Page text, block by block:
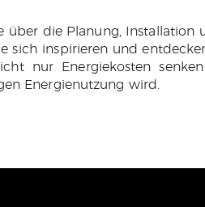
über die Planung,
sich inspirieren und
nur Energiekosten
Energienutzung wird.